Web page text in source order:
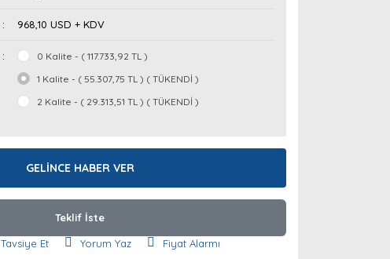
968,10 USD + KDV
0 Kalite - ( 117.733,92 TL )
1 Kalite - ( 55.307,75 TL ) ( TÜKENDİ )
2 Kalite - ( 29.313,51 TL ) ( TÜKENDİ )
GELİNCE HABER VER
Teklif İste
Tavsiye Et Yorum Yaz Fiyat Alarmı